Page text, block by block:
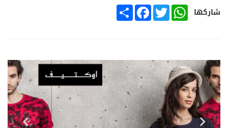
شاركها SHARE
FACEBOOKTWITTER
WHATSAPP